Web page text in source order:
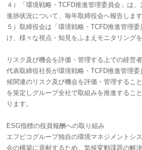
４）「環境戦略・TCFD推進管理委員会」は
進捗状況について、毎年取締役会へ報告します
５）取締役会は「環境戦略・TCFD推進管理
け、様々な視点・知見をふまえモニタリングを
リスク及び機会を評価・管理する上での経営
代表取締役社長が環境戦略・TCFD推進管理
候関連のリスク及び機会を評価・管理するこ
を策定しグループ全社で取組みを推進するこ
ります。
ESG指標の役員報酬への取り組み
エフピコグループ独自の環境マネジメントシ
会の構築に貢献するため、気候変動課題の解